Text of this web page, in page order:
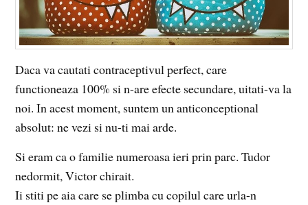
Daca va cautati contraceptivul perfect, care
functioneaza 100% si n-are efecte secundare, uitati-va la
noi. In acest moment, suntem un anticonceptional
absolut: ne vezi si nu-ti mai arde.
Si eram ca o familie numeroasa ieri prin parc. Tudor
nedormit, Victor chirait.
Ii stiti pe aia care se plimba cu copilul care urla-n